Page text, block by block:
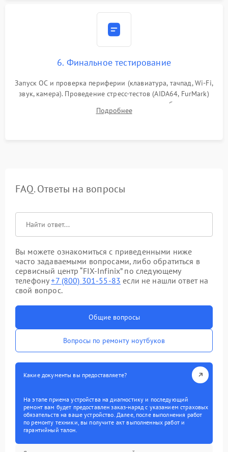
6. Финальное тестирование
Запуск ОС и проверка периферии (клавиатура, тачпад, Wi-Fi,
звук, камера). Проведение стресс-тестов (AIDA64, FurMark)
для контроля температурного режима и стабильности
системы под пиковой нагрузкой.
Подробнее
FAQ. Ответы на вопросы
Вы можете ознакомиться с приведенными ниже
часто задаваемыми вопросами, либо обратиться в
сервисный центр “FIX-Infinix” по следующему
телефону+7 (800) 301-55-83 если не нашли ответ на
свой вопрос.
Общие вопросы
Вопросы по ремонту ноутбуков
Какие документы вы предоставляете?
На этапе приема устройства на диагностику и последующий
ремонт вам будет предоставлен заказ-наряд с указанием страховых
обязательств на ваше устройство. Далее, после выполнения работ
по ремонту техники, вы получите акт выполненных работ и
гарантийный талон.